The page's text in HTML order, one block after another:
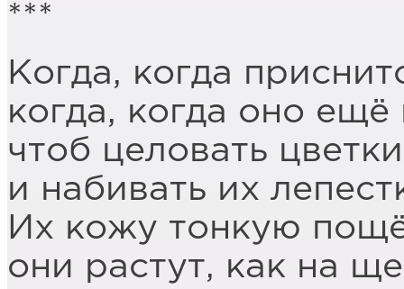
***
Когда, когда
когда, когда оно ещё
чтоб целовать
и набивать их
Их кожу тонкую
они растут, как на